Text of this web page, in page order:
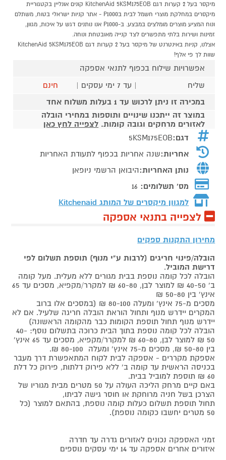
מיקסר בעל 2 קערות דגם KitchenAid 5KSM175EOB קונים אונליין בקטגוריית
מיקסרים במחלקת מוצרי חשמל לבית בP1000 - אתר קניות ישראלי בטוח, משתלם
ונוח המציע מוצרים מומלצים במבצע. ב-P1000 אנו נותנים דגש על איכות, מגוון,
זמינות ושירות בלתי מתפשרים לצד קנייה מאובטחת ונוחה.
אצלנו, קניות באינטרנט של מיקסר בעל 2 קערות דגם KitchenAid 5KSM175EOB
שוות לך פי אלף!
אפשרויות שילוח בכפוף לתנאי אספקה
שליח
| עד 7 ימי עסקים |
חינם
במכירה זו ניתן לרכוש עד 1 בעלות משלוח אחד
במוצר זה ייתכנו שינויים ותוספות במחירי הובלה
לאזורים מרחקים וגובה קומות. לצפייה לחץ כאן
דגם:5KSM175EOB
אחריות:שנה אחריות בכפוף לתעודת האחריות
נותן האחריות:היבואן הרשמי ניופאן
מס' תשלומים: 16
למגוון מיקסרים של המותג Kitchenaid
לצפייה בתנאי אספקה
מחירון התקנות ספקים
הובלה/פינוי חריגים (לרבות ע"י מנוף) תוספת תשלום לפי
דרישת המוביל.
הובלה לכל קומה נוספת בבית מגורים ללא מעלית. מעל קומה
ב' 40-50 ₪ למוצר לבן, 60-80 ₪ למקרר/מקפיא, מסכים עד 65
אינץ' בין 50-80 ₪
מסכים מ-75 אינץ' ומעלה 80-100 ₪ (במסכים אלו ברוב
המקרים יידרש מנוף ותחול הוראת הובלה חריגה שלעיל. אם לא
יידרש מנוף תחול תוספת הקומות כבר מהקומה הראשונה)
הובלה לכל קומה נוספת בתוך הבית כרוכה בתשלום נוסף: 40-
50 ₪ למוצר לבן, 60-80 ₪ למקרר/מקפיא, מסכים עד 65 אינץ'
בין 50-80 ₪, מסכים מ-75 אינץ' ומעלה 80-100 ₪.
אספקת מקררים - אספקה לבית לקוח המתאפשרת דרך מעבר
בכניסה הראשית עד קומה ב' ללא פירוק דלתות, פירוק כל דלת
60 ₪ תוספת למוביל בבית.
באם קיים מרחק הליכה העולה על 50 מטרים מבית מגוריו של
הצרכן בשל חניה מרוחקת או חוסר גישה לביתו,
תחול תוספת תשלום כעלות קומה נוספת, בהתאם למוצר (כל
50 מטרים יחשבו כקומה נוספת).
זמני האספקה נכונים לאזורים גדרה עד חדרה
איזורים אחרים אספקה עד 14 ימי עסקים נוספים